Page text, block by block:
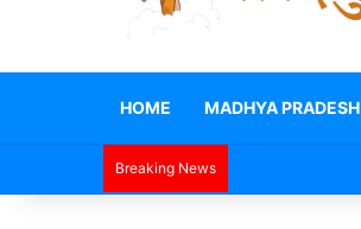
HOME MADHYA PRADESH
Breaking News